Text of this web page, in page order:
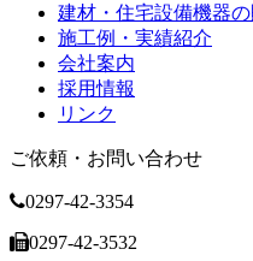
建材・住宅設備機器
施工例・実績紹介
会社案内
採用情報
リンク
ご依頼・お問い合わせ
0297-42-3354
0297-42-3532